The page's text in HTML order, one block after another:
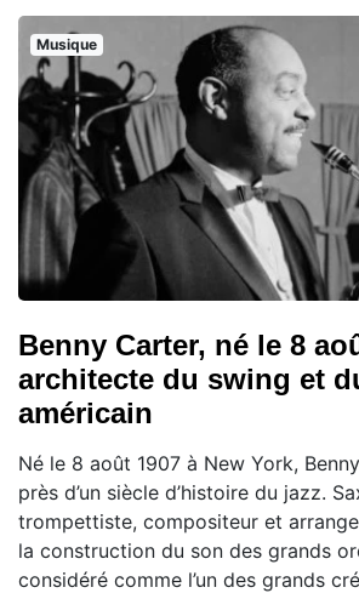
Musique
Benny Carter, né le 8
architecte du swing et
américain
Né le 8 août 1907 à New York,
près d’un siècle d’histoire du jazz.
trompettiste, compositeur et
la construction du son des grands
considéré comme l’un des grands